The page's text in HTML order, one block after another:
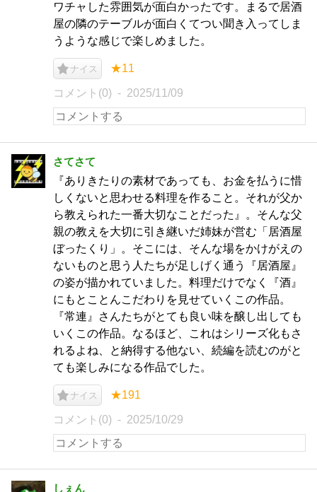
ワチャした雰囲気が面白かったです。まるで居酒
屋の隣のテーブルが面白くてつい聞き入ってしま
うような感じで楽しめました。
ナイス ★11
コメント(0) 2025/11/09
さてさて
『ありきたりの素材であっても、お金を払うに惜
しくないと思わせる料理を作ること。それが父か
ら教えられた一番大切なことだった』。そんな父
親の教えを大切に引き継いだ姉妹が営む「居酒屋
ぼったくり」。そこには、そんな場をかけがえの
ないものと思う人たちが足しげく通う『居酒屋』
の姿が描かれていました。料理だけでなく『酒』
にもとことんこだわりを見せていくこの作品。
『常連』さんたちがとても良い味を醸し出しても
いくこの作品。なるほど、これはシリーズ化もさ
れるよね、と納得する他ない、続編を読むのがと
ても楽しみになる作品でした。
ナイス ★191
コメント(0) 2025/10/29
しぇん